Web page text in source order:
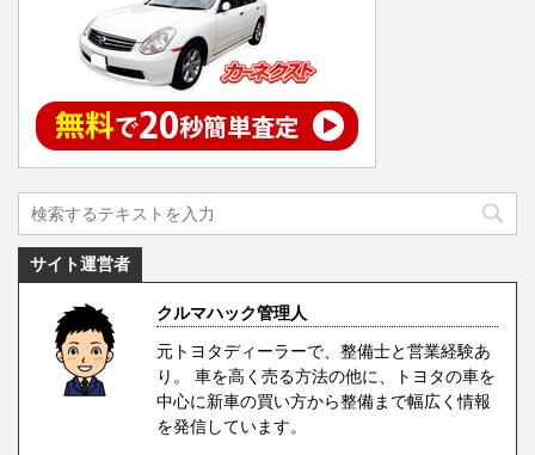
サイト運営者
クルマハック管理人
元トヨタディーラーで、整備士と営業経験あ
り。 車を高く売る方法の他に、トヨタの車を
中心に新車の買い方から整備まで幅広く情報
を発信しています。